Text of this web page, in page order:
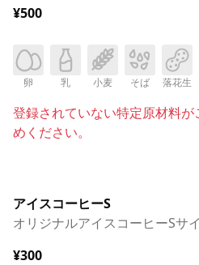
¥500
卵 乳 小麦 そば 落花生
登録されていない特定原材料
めください。
アイスコーヒーS
オリジナルアイスコーヒーSサ
¥300